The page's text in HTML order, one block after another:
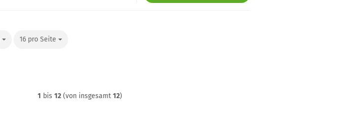
16 pro Seite
pro Seite
1 bis 12(von insgesamt 12)